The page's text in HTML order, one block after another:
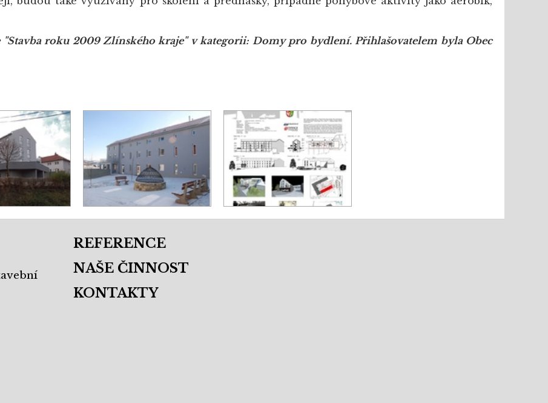
"Stavba roku 2009 Zlínského kraje" v kategorii: Domy pro bydlení. Přihlašovatelem byla Obec
REFERENCE
NAŠE ČINNOST
KONTAKTY